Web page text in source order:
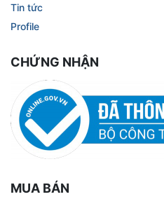
Tin tức
Profile
CHỨNG NHẬN
MUA BÁN